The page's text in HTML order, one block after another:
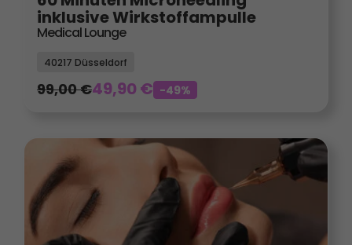
inklusive Wirkstoffampulle
Medical Lounge
40217 Düsseldorf
99,00€49,90€ -49%